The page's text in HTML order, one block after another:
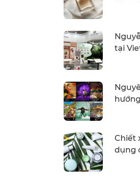
tại
Chiết
dụng